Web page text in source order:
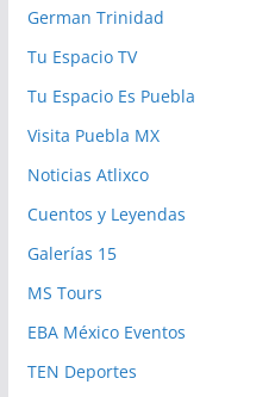
German Trinidad
Tu Espacio TV
Tu Espacio Es Puebla
Visita Puebla MX
Noticias Atlixco
Cuentos y Leyendas
Galerías 15
MS Tours
EBA México Eventos
TEN Deportes